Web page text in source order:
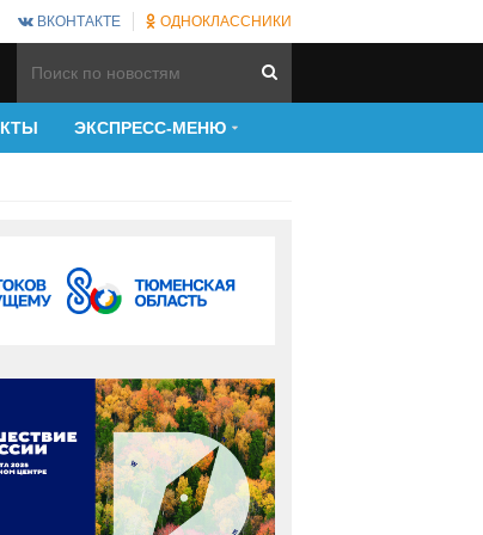
ВКОНТАКТЕ ОДНОКЛАССНИКИ
ЭКСПРЕСС-МЕНЮ